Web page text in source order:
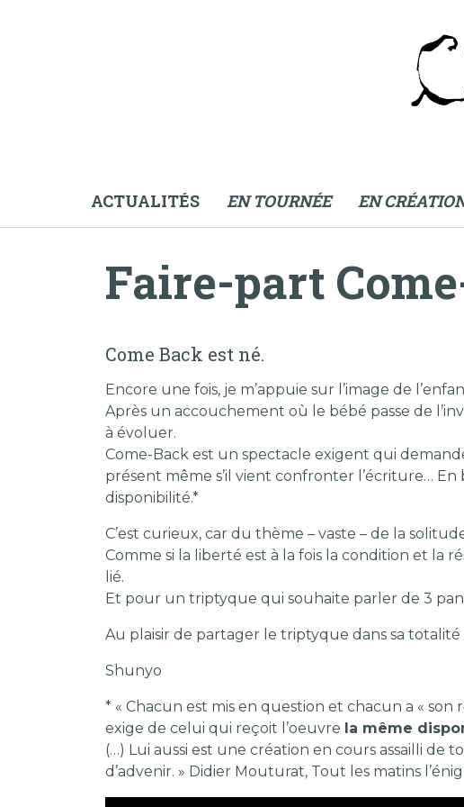
ACTUALITÉS EN TOURNÉE EN
Faire-part
Come Back est né.
Encore une fois, je m’appuie sur l’image de
Après un accouchement où le bébé passe de
à évoluer.
Come-Back est un spectacle exigent qui
présent même s’il vient confronter l’écriture…
disponibilité.*
C’est curieux, car du thème – vaste – de la
Comme si la liberté est à la fois la condition et
lié.
Et pour un triptyque qui souhaite parler de 3
Au plaisir de partager le triptyque dans sa totalité
Shunyo
* « Chacun est mis en question et chacun a «
exige de celui qui reçoit l’oeuvre la même
(…) Lui aussi est une création en cours assailli
d’advenir. » Didier Mouturat, Tout les matins